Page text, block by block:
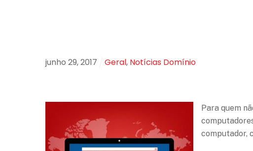
junho 29,2017 Geral, Notícias Domínio
Para quem
computador,